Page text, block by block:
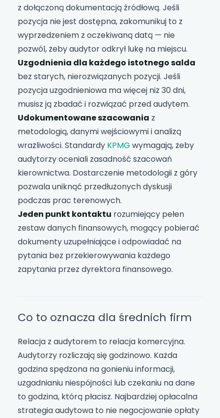
z dołączoną dokumentacją źródłową. Jeśli
pozycja nie jest dostępna, zakomunikuj to z
wyprzedzeniem z oczekiwaną datą — nie
pozwól, żeby audytor odkrył lukę na miejscu.
Uzgodnienia dla każdego istotnego salda
bez starych, nierozwiązanych pozycji. Jeśli
pozycja uzgodnieniowa ma więcej niż 30 dni,
musisz ją zbadać i rozwiązać przed audytem.
Udokumentowane szacowania z
metodologią, danymi wejściowymi i analizą
wrażliwości. Standardy KPMG wymagają, żeby
audytorzy oceniali zasadność szacowań
kierownictwa. Dostarczenie metodologii z góry
pozwala uniknąć przedłużonych dyskusji
podczas prac terenowych.
Jeden punkt kontaktu rozumiejący pełen
zestaw danych finansowych, mogący pobierać
dokumenty uzupełniające i odpowiadać na
pytania bez przekierowywania każdego
zapytania przez dyrektora finansowego.
Co to oznacza dla średnich firm
Relacja z audytorem to relacja komercyjna.
Audytorzy rozliczają się godzinowo. Każda
godzina spędzona na gonieniu informacji,
uzgadnianiu niespójności lub czekaniu na dane
to godzina, którą płacisz. Najbardziej opłacalna
strategia audytowa to nie negocjowanie opłaty